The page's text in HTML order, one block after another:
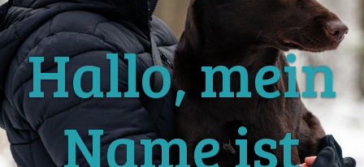
Hallo, mein
Name ist